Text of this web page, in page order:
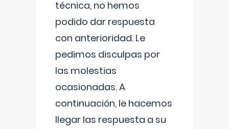
técnica, no hemos
podido dar respuesta
con anterioridad. Le
pedimos disculpas por
las molestias
ocasionadas. A
continuación, le hacemos
llegar las respuesta a su